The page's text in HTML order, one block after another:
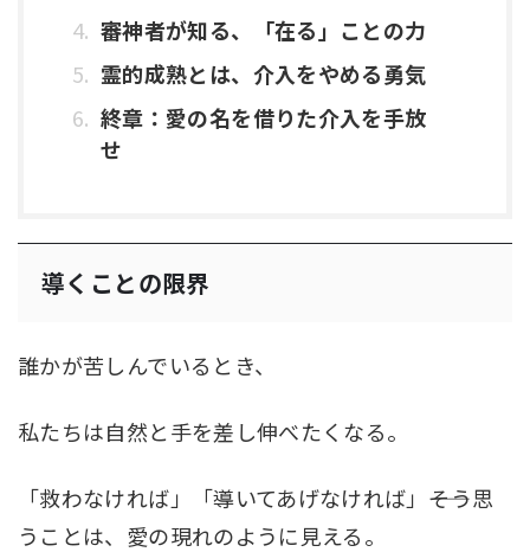
審神者が知る、「在る」ことの力
霊的成熟とは、介入をやめる勇気
終章：愛の名を借りた介入を手放
せ
導くことの限界
誰かが苦しんでいるとき、
私たちは自然と手を差し伸べたくなる。
「救わなければ」「導いてあげなければ」――そう思
うことは、愛の現れのように見える。